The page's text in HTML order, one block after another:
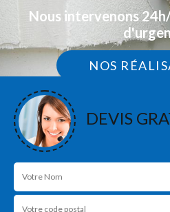
Nous intervenons
NOS
DEVIS